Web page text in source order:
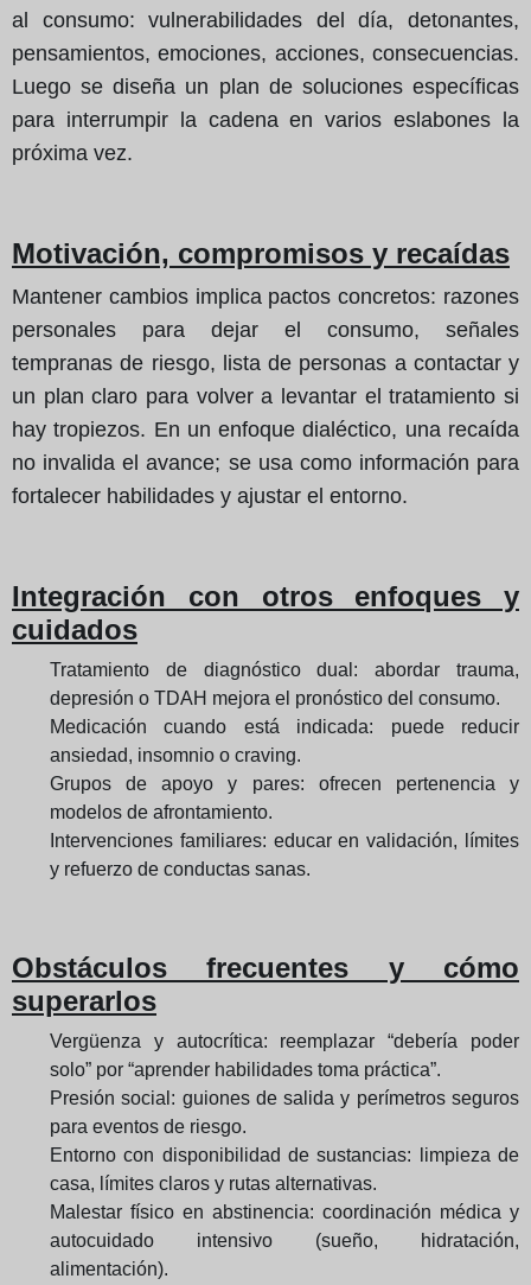
al consumo: vulnerabilidades del día, detonantes,
pensamientos, emociones, acciones, consecuencias.
Luego se diseña un plan de soluciones específicas
para interrumpir la cadena en varios eslabones la
próxima vez.
Motivación, compromisos y recaídas
Mantener cambios implica pactos concretos: razones
personales para dejar el consumo, señales
tempranas de riesgo, lista de personas a contactar y
un plan claro para volver a levantar el tratamiento si
hay tropiezos. En un enfoque dialéctico, una recaída
no invalida el avance; se usa como información para
fortalecer habilidades y ajustar el entorno.
Integración con otros enfoques y
cuidados
Tratamiento de diagnóstico dual: abordar trauma,
depresión o TDAH mejora el pronóstico del consumo.
Medicación cuando está indicada: puede reducir
ansiedad, insomnio o craving.
Grupos de apoyo y pares: ofrecen pertenencia y
modelos de afrontamiento.
Intervenciones familiares: educar en validación, límites
y refuerzo de conductas sanas.
Obstáculos frecuentes y cómo
superarlos
Vergüenza y autocrítica: reemplazar “debería poder
solo” por “aprender habilidades toma práctica”.
Presión social: guiones de salida y perímetros seguros
para eventos de riesgo.
Entorno con disponibilidad de sustancias: limpieza de
casa, límites claros y rutas alternativas.
Malestar físico en abstinencia: coordinación médica y
autocuidado intensivo (sueño, hidratación,
alimentación).